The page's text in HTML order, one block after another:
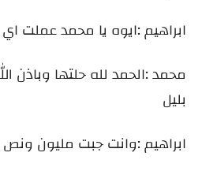
ابراهيم :ايوه يا محمد
محمد :الحمد لله حلتها وباذن
بليل
ابراهيم :وانت جبت مليون